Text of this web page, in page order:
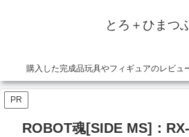
とろ＋ひまつ
購入した完成品玩具やフィギュアのレビュ
PR
ROBOT魂[SIDE MS]：